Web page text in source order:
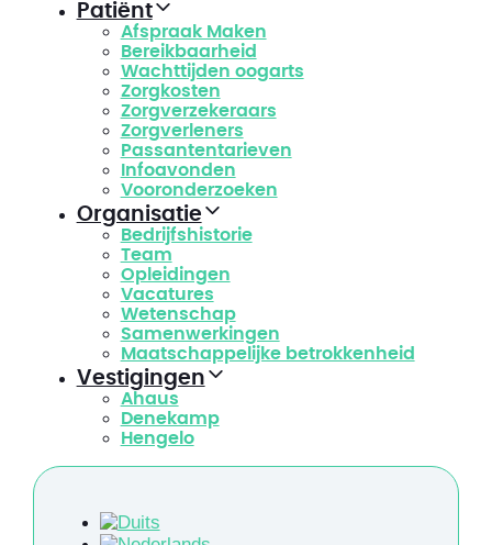
Patiënt
Afspraak Maken
Bereikbaarheid
Wachttijden oogarts
Zorgkosten
Zorgverzekeraars
Zorgverleners
Passantentarieven
Infoavonden
Vooronderzoeken
Organisatie
Bedrijfshistorie
Team
Opleidingen
Vacatures
Wetenschap
Samenwerkingen
Maatschappelijke betrokkenheid
Vestigingen
Ahaus
Denekamp
Hengelo